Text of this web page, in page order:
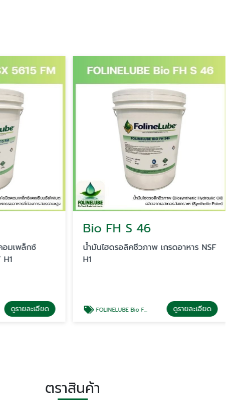
อมเพล็กซ์
ดูรายละเอียด
Bio FH S 46
น้ำมันไฮดรอลิคชีวภาพ เกรดอาหาร NSF
H1
FOLINELUBE Bio FH S 46 ดูรายละเอียด
ตราสินค้า